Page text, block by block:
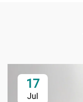
17
Jul